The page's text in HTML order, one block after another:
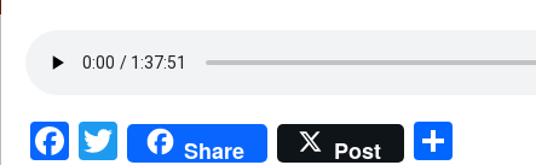
Facebook
Twitter
Share Post